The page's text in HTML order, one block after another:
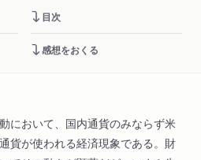
目次
感想をおくる
において、国内通貨のみならず米
貨が使われる経済現象である。財